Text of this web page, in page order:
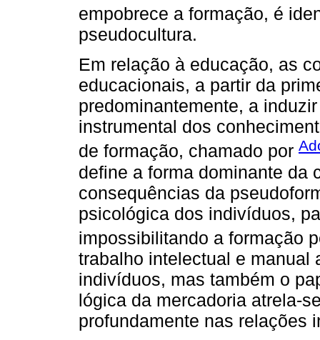
empobrece a formação, é
pseudocultura.
Em relação à educação, as
educacionais, a partir da
predominantemente, a
instrumental dos
de formação, chamado por
define a forma dominante da
consequências da
psicológica dos indivíduos,
impossibilitando a formação
trabalho intelectual e manual
indivíduos, mas também o
lógica da mercadoria atrela-
profundamente nas relações